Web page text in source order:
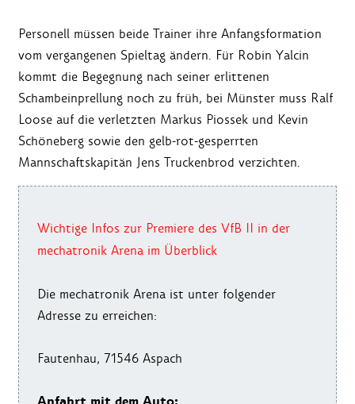
Personell müssen beide Trainer ihre Anfangsformation
vom vergangenen Spieltag ändern. Für Robin Yalcin
kommt die Begegnung nach seiner erlittenen
Schambeinprellung noch zu früh, bei Münster muss Ralf
Loose auf die verletzten Markus Piossek und Kevin
Schöneberg sowie den gelb-rot-gesperrten
Mannschaftskapitän Jens Truckenbrod verzichten.
Wichtige Infos zur Premiere des VfB II in der
mechatronik Arena im Überblick
Die mechatronik Arena ist unter folgender
Adresse zu erreichen:
Fautenhau, 71546 Aspach